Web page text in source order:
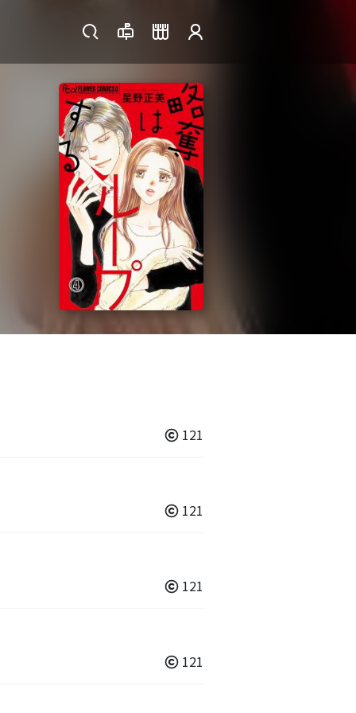
121
121
121
121